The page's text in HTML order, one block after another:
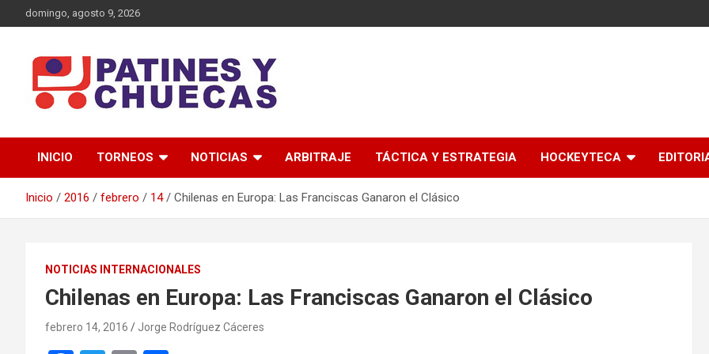
al
domingo, agosto 9, 2026
Patines y Chuecas
INICIO TORNEOS NOTICIAS ARBITRAJE TÁCTICA Y ESTRATEGIA HOCKEYTECA
Inicio 2016 febrero 14 Chilenas en Europa: Las Franciscas Ganaron el Clásico
NOTICIAS INTERNACIONALES
Chilenas en Europa: Las Franciscas Ganaron el Clásico
febrero 14, 2016 Jorge Rodríguez Cáceres